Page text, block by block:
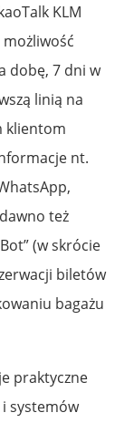
KLM
dobę, 7 dni w
linią na
klientom
nt.
też
(w skrócie
biletów
bagażu
praktyczne
systemów